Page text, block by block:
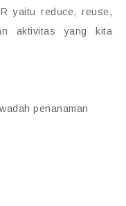
yaitu reduce, reuse,
aktivitas yang kita
penanaman